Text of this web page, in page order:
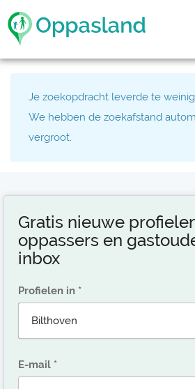
Je zoekopdracht leverde te
We hebben de zoekafstand
vergroot.
Gratis nieuwe
oppassers en
inbox
Profielen in
E-mail